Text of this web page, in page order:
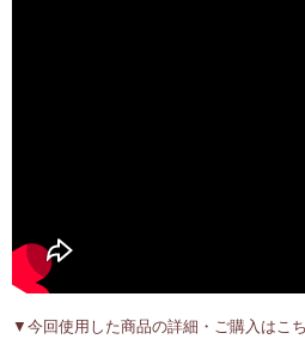
▼今回使用した商品の詳細・ご購入はこ